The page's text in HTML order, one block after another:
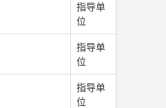
指导单
位
指导单
位
指导单
位